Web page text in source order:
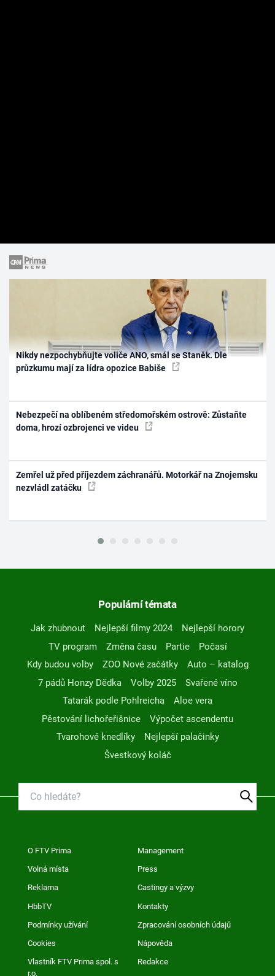
Nikdy nezpochybňujte voliče ANO, smál se Staněk. Dle
průzkumu mají za lídra opozice Babiše
Nebezpečí na oblíbeném středomořském ostrově: Zůstaňte
doma, hrozí ozbrojenci ve videu
Zemřel už před příjezdem záchranářů. Motorkář na Znojemsku
nezvládl zatáčku
Populární témata
Jak zhubnout Nejlepší filmy 2024
Nejlepší horory
TV program
Změna času Partie
Počasí
Kdy budou volby
ZOO Nové začátky
Auto – katalog
7 pádů Honzy Dědka
Volby 2025
Svařené víno
Tatarák podle Pohlreicha
Aloe vera
Pěstování lichořeřišnice
Výpočet ascendentu
Tvarohové knedlíky
Nejlepší palačinky
Švestkový koláč
O FTV Prima Management
Volná místa Press
Reklama Castingy a výzvy
HbbTV Kontakty
Podmínky užívání Zpracování osobních údajů
Cookies Nápověda
Vlastník FTV Prima spol. s
r.o.
Redakce